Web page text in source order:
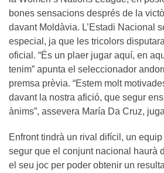
bones sensacions després de la
davant Moldàvia. L’Estadi Nacional
especial, ja que les tricolors
oficial. “És un plaer jugar aquí, en
tenim” apunta el seleccionador
premsa prèvia. “Estem molt
davant la nostra afició, que segur
ànims”, assevera María Da Cruz,
Enfront tindrà un rival difícil, un
segur que el conjunt nacional haurà
el seu joc per poder obtenir un